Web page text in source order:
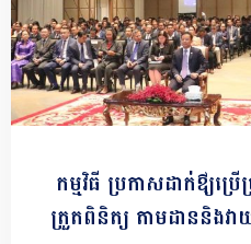
កម្មវិធី ប្រកាសដាក់ឳ្យប្រ
ត្រួតពិនិត្យ តាមដាននិងវា